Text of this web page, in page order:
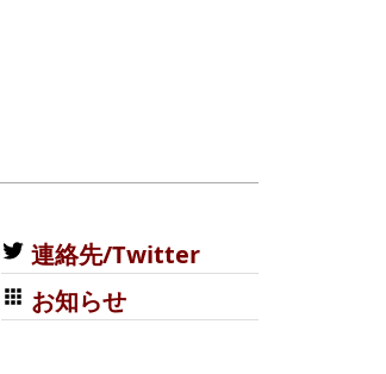
連絡先/Twitter
お知らせ